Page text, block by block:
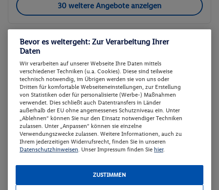
30 weitere Angebote anzeigen
2-Bett-Zimmer
Zimmerdetails
Buchen
2-Bett-Zimmer
06.12. - 08.12.2026
2-Bett-Zimmer
Ohne Verpflegung
p.P.
164.-
Gesamt 328 €
Veranstalter:DERTOUR International
Weitere Informationen des
Veranstalters
Bevor es weitergeht: Zur Verarbeitung Ihrer
Daten
Wir verarbeiten auf unserer Webseite Ihre Daten mittels
verschiedener Techniken (u.a. Cookies). Diese sind teilweise
technisch notwendig, im Übrigen werden sie von uns oder
Dritten für komfortable Webseiteneinstellungen, zur Erstellung
von Statistiken oder für personalisierte (Werbe-) Maßnahmen
verwendet. Dies schließt auch Datentransfers in Länder
außerhalb der EU ohne angemessenes Schutzniveau ein. Unter
„Ablehnen“ können Sie nur den Einsatz notwendiger Techniken
zulassen. Unter „Anpassen“ können sie einzelne
Verwendungszwecke zulassen. Weitere Informationen, auch zu
Ihrem jederzeitigen Widerrufsrecht, finden Sie in unseren
Datenschutzhinweisen. Unser Impressum finden Sie hier.
ZUSTIMMEN